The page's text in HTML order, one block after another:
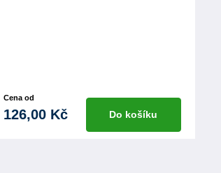
Cena od
126,00 Kč Do košíku